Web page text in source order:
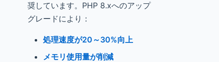
奨しています。PHP 8.xへのアップ
グレードにより：
処理速度が20～30%向上
メモリ使用量が削減